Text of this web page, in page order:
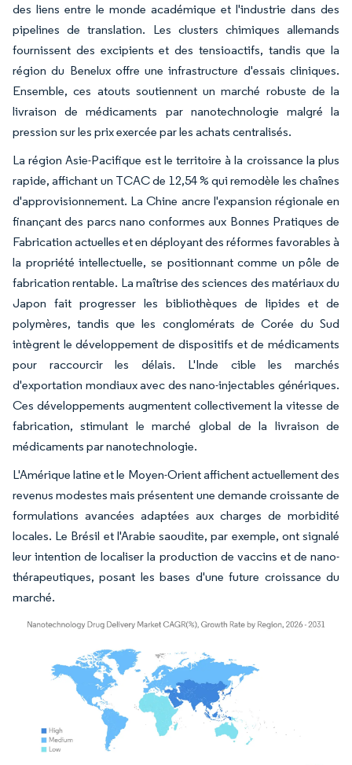
des liens entre le monde académique et l'industrie dans des
pipelines de translation. Les clusters chimiques allemands
fournissent des excipients et des tensioactifs, tandis que la
région du Benelux offre une infrastructure d'essais cliniques.
Ensemble, ces atouts soutiennent un marché robuste de la
livraison de médicaments par nanotechnologie malgré la
pression sur les prix exercée par les achats centralisés.
La région Asie-Pacifique est le territoire à la croissance la plus
rapide, affichant un TCAC de 12,54 % qui remodèle les chaînes
d'approvisionnement. La Chine ancre l'expansion régionale en
finançant des parcs nano conformes aux Bonnes Pratiques de
Fabrication actuelles et en déployant des réformes favorables à
la propriété intellectuelle, se positionnant comme un pôle de
fabrication rentable. La maîtrise des sciences des matériaux du
Japon fait progresser les bibliothèques de lipides et de
polymères, tandis que les conglomérats de Corée du Sud
intègrent le développement de dispositifs et de médicaments
pour raccourcir les délais. L'Inde cible les marchés
d'exportation mondiaux avec des nano-injectables génériques.
Ces développements augmentent collectivement la vitesse de
fabrication, stimulant le marché global de la livraison de
médicaments par nanotechnologie.
L'Amérique latine et le Moyen-Orient affichent actuellement des
revenus modestes mais présentent une demande croissante de
formulations avancées adaptées aux charges de morbidité
locales. Le Brésil et l'Arabie saoudite, par exemple, ont signalé
leur intention de localiser la production de vaccins et de nano-
thérapeutiques, posant les bases d'une future croissance du
marché.